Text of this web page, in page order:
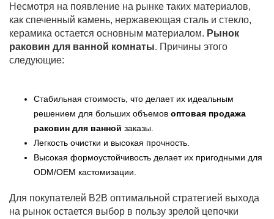
Несмотря на появление на рынке таких материалов,
как спеченный камень, нержавеющая сталь и стекло,
керамика остается основным материалом. Рынок
раковин для ванной комнаты. Причины этого
следующие:
Стабильная стоимость, что делает их идеальным
решением для больших объемов оптовая продажа
раковин для ванной заказы.
Легкость очистки и высокая прочность.
Высокая формоустойчивость делает их пригодными для
ODM/OEM кастомизации.
Для покупателей B2B оптимальной стратегией выхода
на рынок остается выбор в пользу зрелой цепочки